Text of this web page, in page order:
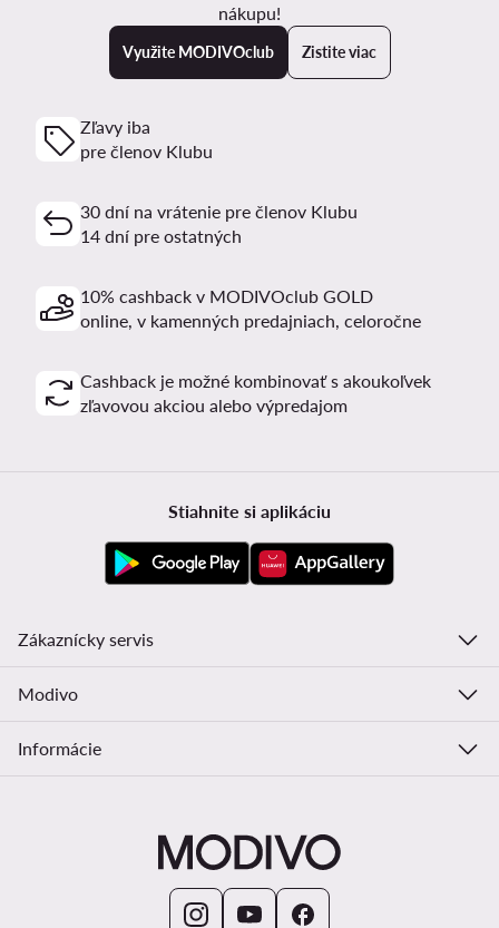
nákupu!
Využite MODIVOclub Zistite viac
Zľavy iba
pre členov Klubu
30 dní na vrátenie pre členov Klubu
14 dní pre ostatných
10% cashback v MODIVOclub GOLD
online, v kamenných predajniach, celoročne
Cashback je možné kombinovať s akoukoľvek
zľavovou akciou alebo výpredajom
Stiahnite si aplikáciu
Zákaznícky servis
Modivo
Informácie